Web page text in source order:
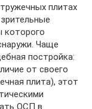
плитах
которого
Чаще
постройка:
от своего
плита), этот
ОСП в